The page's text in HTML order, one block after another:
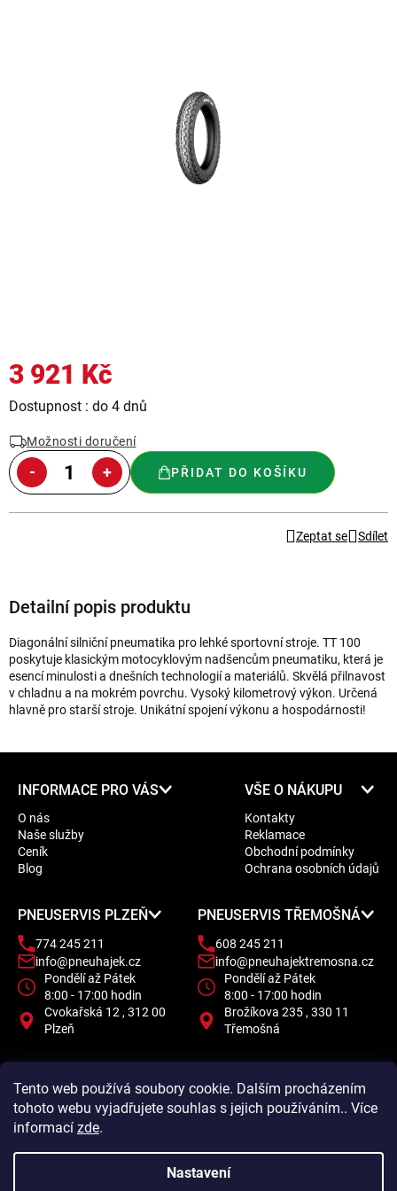
Tento web používá soubory cookie. Dalším procházením
tohoto webu vyjadřujete souhlas s jejich používáním.. Více
informací zde.
Nastavení
3 921 Kč
Měrná
Dostupnost : do 4 dnů
Možnosti doručení
PŘIDAT DO KOŠÍKU
Zeptat se Sdílet
Detailní popis produktu
Diagonální silniční pneumatika pro lehké sportovní stroje. TT 100
poskytuje klasickým motocyklovým nadšencům pneumatiku, která je
esencí minulosti a dnešních technologií a materiálů. Skvělá přilnavost
v chladnu a na mokrém povrchu. Vysoký kilometrový výkon. Určená
hlavně pro starší stroje. Unikátní spojení výkonu a hospodárnosti!
INFORMACE PRO VÁS
O nás
Naše služby
Ceník
Blog
VŠE O NÁKUPU
Kontakty
Reklamace
Obchodní podmínky
Ochrana osobních údajů
PNEUSERVIS PLZEŇ
774 245 211
info@pneuhajek.cz
Pondělí až Pátek
8:00 - 17:00 hodin
Cvokařská 12 , 312 00
Plzeň
PNEUSERVIS TŘEMOŠNÁ
608 245 211
info@pneuhajektremosna.cz
Pondělí až Pátek
8:00 - 17:00 hodin
Brožíkova 235 , 330 11
Třemošná